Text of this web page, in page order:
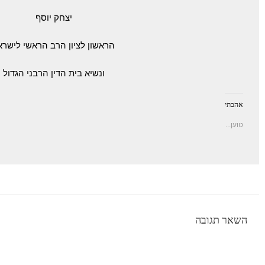
יצחק יוסף
הראשון לציון הרב הראשי
ונשיא בית הדין הרבני הגדול
אהבתי
טוען...
השאר תגובה